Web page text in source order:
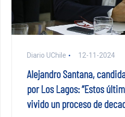
Diario UChile 12-11-2024
Alejandro Santana,
por Los Lagos: “Estos
vivido un proceso de